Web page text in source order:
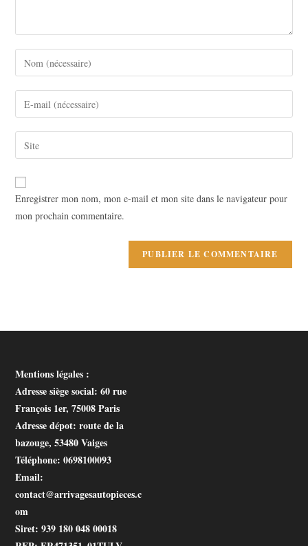
Enter
your
name
comment
Enter
your
email
address
comment
Saisir
l’URL
de
votre
(facultatif)
Enregistrer mon nom, mon e-mail et mon site dans le navigateur pour
mon prochain commentaire.
Mentions légales :
Adresse siège social: 60 rue
François 1er, 75008 Paris
Adresse dépot: route de la
bazouge, 53480 Vaiges
Téléphone: 0698100093
Email:
contact@arrivagesautopieces.c
om
Siret: 939 180 048 00018